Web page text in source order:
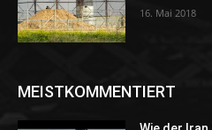
16. Mai 2018
MEISTKOMMENTIERT